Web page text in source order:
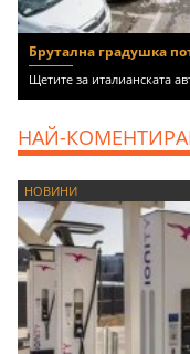
Брутална градушка
Щетите за италианската
НАЙ-
НОВИНИ